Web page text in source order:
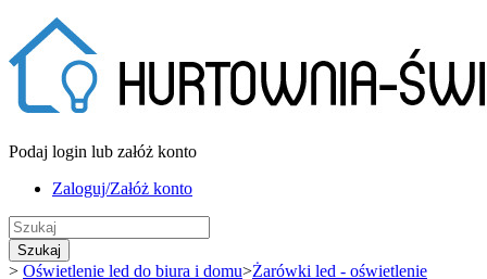
Podaj login lub załóż konto
Zaloguj/Załóż konto
Szukaj
> Oświetlenie led do biura i domu>Żarówki led - oświetlenie